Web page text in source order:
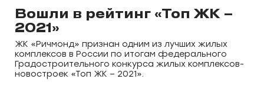
Вошли в рейтинг «Топ ЖК –
2021»
ЖК «Ричмонд» признан одним из лучших жилых
комплексов в России по итогам федерального
Градостроительного конкурса жилых комплексов-
новостроек «Топ ЖК – 2021».